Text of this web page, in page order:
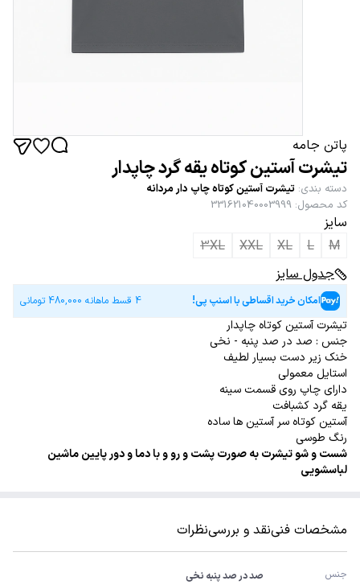
پاتن جامه
تیشرت آستین کوتاه یقه گرد چاپدار
دسته بندی: تیشرت آستین کوتاه چاپ دار مردانه
کد محصول:
331621040003999
سایز
M
L
XL
XXL
3XL
جدول سایز
امکان خرید اقساطی با اسنپ پی! 4 قسط ماهانه 480,000 تومانی
تیشرت آستین کوتاه چاپدار
جنس : صد در صد پنبه - نخی
خنک زیر دست بسیار لطیف
استایل معمولی
دارای چاپ روی قسمت سینه
یقه گرد کشبافت
آستین کوتاه سر آستین ها ساده
رنگ طوسی
شست و شو تیشرت به صورت پشت و رو و با دما و دور پایین ماشین
لباسشویی
مشخصات فنینقد و بررسینظرات
جنس صد در صد پنبه نخی